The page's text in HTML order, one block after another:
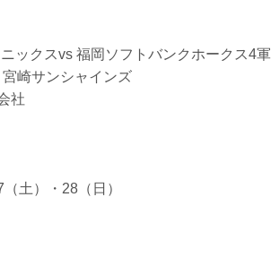
ックスvs 福岡ソフトバンクホークス4軍
崎サンシャインズ
社
土）・28（日）